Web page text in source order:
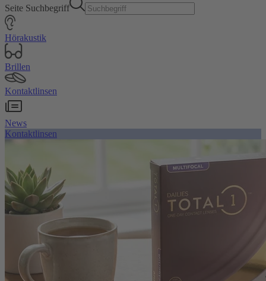
Seite Suchbegriff
Hörakustik
Brillen
Kontaktlinsen
News
Kontaktlinsen